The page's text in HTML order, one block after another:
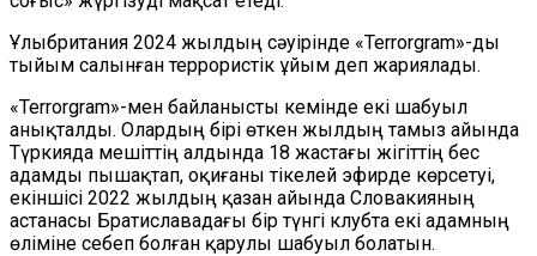
Ұлыбритания 2024 жылдың сәуірінде «Terrorgram»-ды
тыйым салынған террористік ұйым деп жариялады.
«Terrorgram»-мен байланысты кемінде екі шабуыл
анықталды. Олардың бірі өткен жылдың тамыз айында
Түркияда мешіттің алдында 18 жастағы жігіттің бес
адамды пышақтап, оқиғаны тікелей эфирде көрсетуі,
екіншісі 2022 жылдың қазан айында Словакияның
астанасы Братиславадағы бір түнгі клубта екі адамның
өліміне себеп болған қарулы шабуыл болатын.